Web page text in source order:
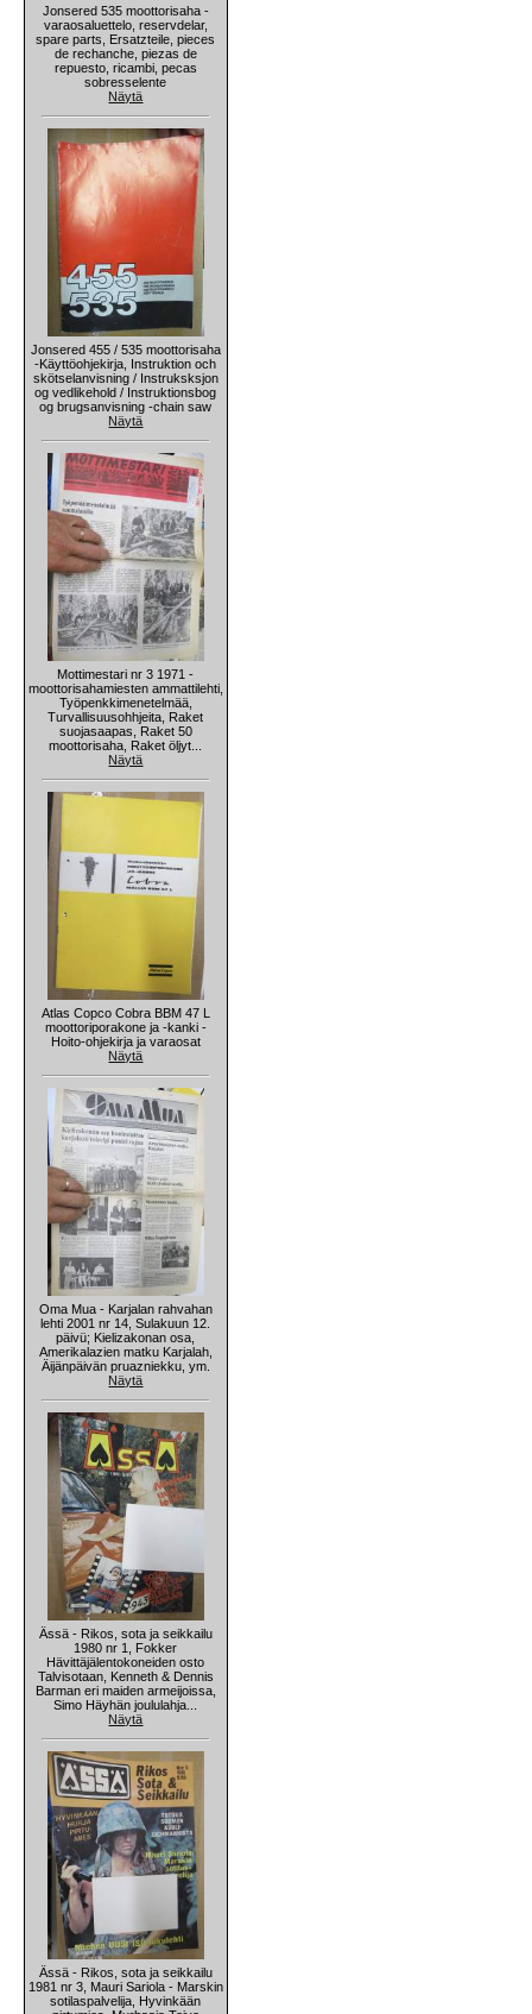
Jonsered 535 moottorisaha -
varaosaluettelo, reservdelar,
spare parts, Ersatzteile, pieces
de rechanche, piezas de
repuesto, ricambi, pecas
sobresselente
Näytä
Jonsered 455 / 535 moottorisaha
-Käyttöohjekirja, Instruktion och
skötselanvisning / Instruksksjon
og vedlikehold / Instruktionsbog
og brugsanvisning -chain saw
Näytä
Mottimestari nr 3 1971 -
moottorisahamiesten ammattilehti,
Työpenkkimenetelmää,
Turvallisuusohhjeita, Raket
suojasaapas, Raket 50
moottorisaha, Raket öljyt...
Näytä
Atlas Copco Cobra BBM 47 L
moottoriporakone ja -kanki -
Hoito-ohjekirja ja varaosat
Näytä
Oma Mua - Karjalan rahvahan
lehti 2001 nr 14, Sulakuun 12.
päivü; Kielizakonan osa,
Amerikalazien matku Karjalah,
Äijänpäivän pruazniekku, ym.
Näytä
Ässä - Rikos, sota ja seikkailu
1980 nr 1, Fokker
Hävittäjälentokoneiden osto
Talvisotaan, Kenneth & Dennis
Barman eri maiden armeijoissa,
Simo Häyhän joululahja...
Näytä
Ässä - Rikos, sota ja seikkailu
1981 nr 3, Mauri Sariola - Marskin
sotilaspalvelija, Hyvinkään